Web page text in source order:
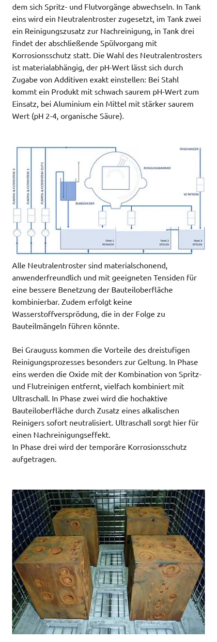
dem sich Spritz- und Flutvorgänge abwechseln. In Tank
eins wird ein Neutralentroster zugesetzt, im Tank zwei
ein Reinigungszusatz zur Nachreinigung, in Tank drei
findet der abschließende Spülvorgang mit
Korrosionsschutz statt. Die Wahl des Neutralentrosters
ist materialabhängig, der pH-Wert lässt sich durch
Zugabe von Additiven exakt einstellen: Bei Stahl
kommt ein Produkt mit schwach saurem pH-Wert zum
Einsatz, bei Aluminium ein Mittel mit stärker saurem
Wert (pH 2-4, organische Säure).
Alle Neutralentroster sind materialschonend,
anwenderfreundlich und mit geeigneten Tensiden für
eine bessere Benetzung der Bauteiloberfläche
kombinierbar. Zudem erfolgt keine
Wasserstoffversprödung, die in der Folge zu
Bauteilmängeln führen könnte.
Bei Grauguss kommen die Vorteile des dreistufigen
Reinigungsprozesses besonders zur Geltung. In Phase
eins werden die Oxide mit der Kombination von Spritz-
und Flutreinigen entfernt, vielfach kombiniert mit
Ultraschall. In Phase zwei wird die hochaktive
Bauteiloberfläche durch Zusatz eines alkalischen
Reinigers sofort neutralisiert. Ultraschall sorgt hier für
einen Nachreinigungseffekt.
In Phase drei wird der temporäre Korrosionsschutz
aufgetragen.